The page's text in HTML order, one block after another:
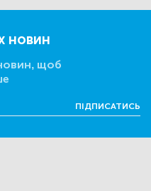
новин
щоб
ПІДПИСАТИСЬ